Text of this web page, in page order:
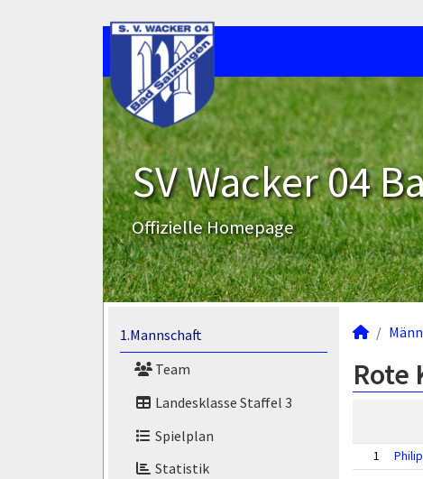
SV Wacker 04
Offizielle Homepage
1.Mannschaft
Team
Landesklasse Staffel 3
Spielplan
Statistik
Rote
1